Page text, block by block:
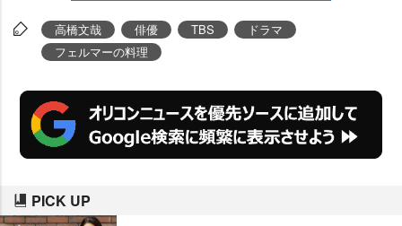
高橋文哉 俳優 TBS
ドラマ
フェルマーの料理
PICK UP